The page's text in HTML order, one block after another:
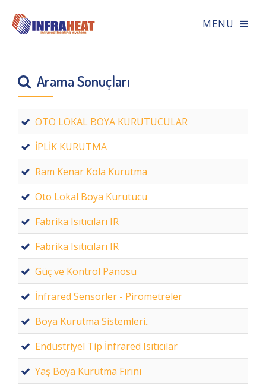
Arama Sonuçları
OTO LOKAL BOYA KURUTUCULAR
İPLİK KURUTMA
Ram Kenar Kola Kurutma
Oto Lokal Boya Kurutucu
Fabrika Isıtıcıları IR
Fabrika Isıtıcıları IR
Güç ve Kontrol Panosu
İnfrared Sensörler - Pirometreler
Boya Kurutma Sistemleri..
Endüstriyel Tip İnfrared Isıtıcılar
Yaş Boya Kurutma Fırını